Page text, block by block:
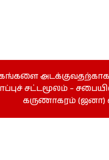
சட்டமூலம் –
கருணாகரம் (ஜனா)